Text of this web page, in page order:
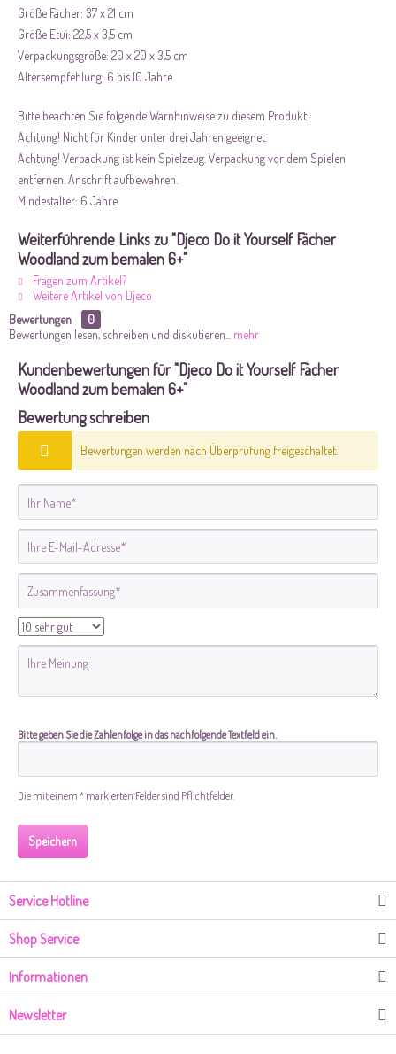
Größe Fächer: 37 x 21 cm
Größe Etui: 22,5 x 3,5 cm
Verpackungsgröße: 20 x 20 x 3,5 cm
Altersempfehlung: 6 bis 10 Jahre
Bitte beachten Sie folgende Warnhinweise zu diesem Produkt:
Achtung! Nicht für Kinder unter drei Jahren geeignet.
Achtung! Verpackung ist kein Spielzeug. Verpackung vor dem Spielen
entfernen. Anschrift aufbewahren.
Mindestalter: 6 Jahre
Weiterführende Links zu "Djeco Do it Yourself Fächer
Woodland zum bemalen 6+"
Fragen zum Artikel?
Weitere Artikel von Djeco
Bewertungen
0
Bewertungen lesen, schreiben und diskutieren...
mehr
Kundenbewertungen für "Djeco Do it Yourself Fächer
Woodland zum bemalen 6+"
Bewertung schreiben
Bewertungen werden nach Überprüfung freigeschaltet.
Bitte geben Sie die Zahlenfolge in das nachfolgende Textfeld ein.
Die mit einem * markierten Felder sind Pflichtfelder.
Speichern
Service Hotline
Shop Service
Informationen
Newsletter